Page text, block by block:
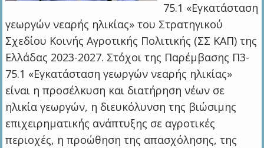
75.1 «Εγκατάσταση
γεωργών νεαρής ηλικίας» του Στρατηγικού
Σχεδίου Κοινής Αγροτικής Πολιτικής (ΣΣ ΚΑΠ) της
Ελλάδας 2023-2027. Στόχοι της Παρέμβασης Π3-
75.1 «Εγκατάσταση γεωργών νεαρής ηλικίας»
είναι η προσέλκυση και διατήρηση νέων σε
ηλικία γεωργών, η διευκόλυνση της βιώσιμης
επιχειρηματικής ανάπτυξης σε αγροτικές
περιοχές, η προώθηση της απασχόλησης, της